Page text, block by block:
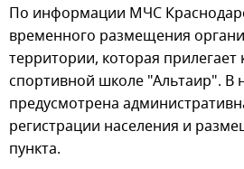
По информации МЧС
временного размещения
территории, которая прилегает
спортивной школе "Альтаир". В
предусмотрена
регистрации населения и
пункта.